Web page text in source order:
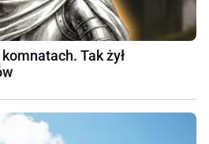
Tak żył